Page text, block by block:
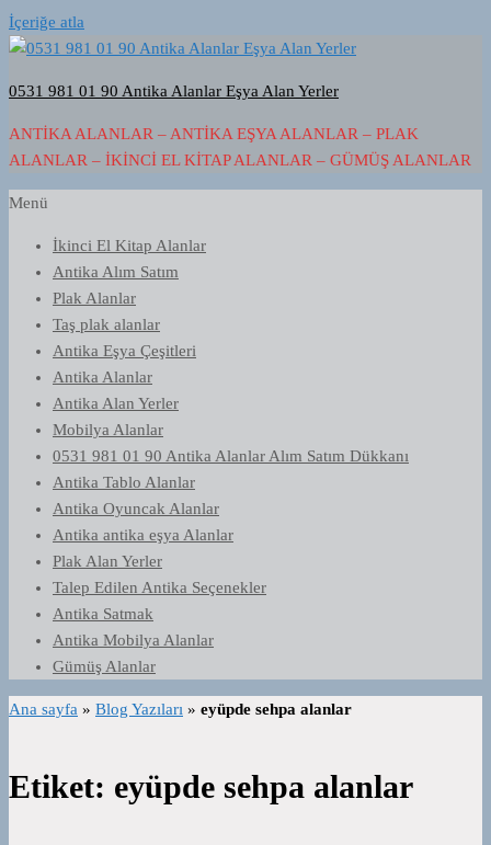
İçeriğe atla
0531 981 01 90 Antika Alanlar Eşya Alan Yerler
ANTIKA ALANLAR – ANTIKA EŞYA ALANLAR – PLAK
ALANLAR – İKINCI EL KITAP ALANLAR – GÜMÜŞ ALANLAR
Menü
İkinci El Kitap Alanlar
Antika Alım Satım
Plak Alanlar
Taş plak alanlar
Antika Eşya Çeşitleri
Antika Alanlar
Antika Alan Yerler
Mobilya Alanlar
0531 981 01 90 Antika Alanlar Alım Satım Dükkanı
Antika Tablo Alanlar
Antika Oyuncak Alanlar
Antika antika eşya Alanlar
Plak Alan Yerler
Talep Edilen Antika Seçenekler
Antika Satmak
Antika Mobilya Alanlar
Gümüş Alanlar
Ana sayfa » Blog Yazıları » eyüpde sehpa alanlar
Etiket: eyüpde sehpa alanlar